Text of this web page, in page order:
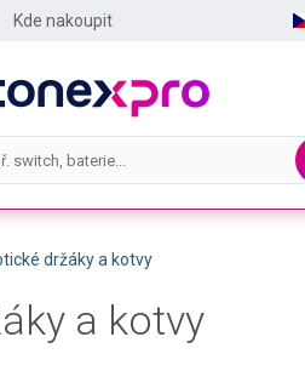
Kde nakoupit
držáky a kotvy
a kotvy